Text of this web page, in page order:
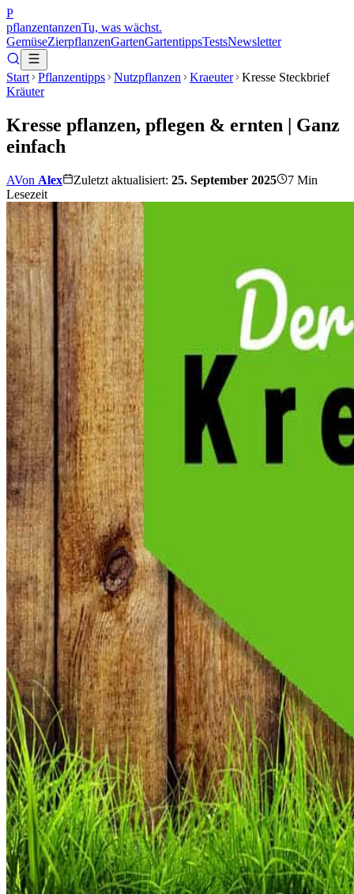
P
pflanzentanzenTu, was wächst.
GemüseZierpflanzenGartenGartentippsTestsNewsletter
Start Pflanzentipps Nutzpflanzen Kraeuter
Kresse Steckbrief
Kräuter
Kresse pflanzen, pflegen & ernten | Ganz
einfach
AVon Alex Zuletzt aktualisiert: 25. September 2025 7 Min
Lesezeit